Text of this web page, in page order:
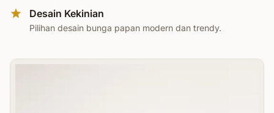
Desain Kekinian
Pilihan desain bunga papan modern dan trendy.